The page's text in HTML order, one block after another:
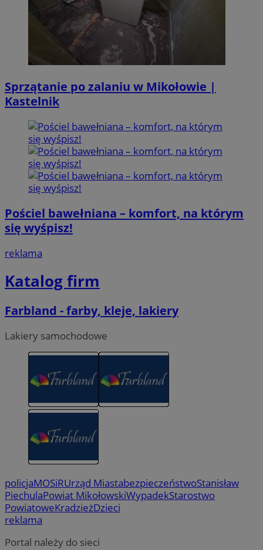
Sprzątanie po zalaniu w Mikołowie |
Kastelnik
Pościel bawełniana – komfort, na którym
się wyśpisz!
reklama
Katalog firm
Farbland - farby, kleje, lakiery
Lakiery samochodowe
policjaMOSiRUrząd MiastabezpieczeństwoStanisław
PiechulaPowiat MikołowskiWypadekStarostwo
PowiatoweKradzieżDzieci
reklama
Portal należy do sieci